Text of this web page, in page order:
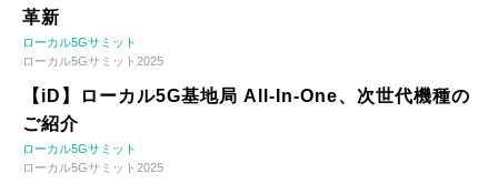
革新
ローカル5Gサミット
ローカル5Gサミット2025
【iD】ローカル5G基地局 All-In-One、次世代機種の
ご紹介
ローカル5Gサミット
ローカル5Gサミット2025